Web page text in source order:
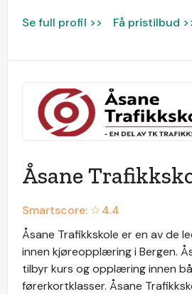
Se full profil >> Få pristilbud
Åsane
Smartscore: ☆4.4
Åsane Trafikkskole er en av de
innen kjøreopplæring i Bergen.
tilbyr kurs og opplæring innen
førerkortklasser. Åsane